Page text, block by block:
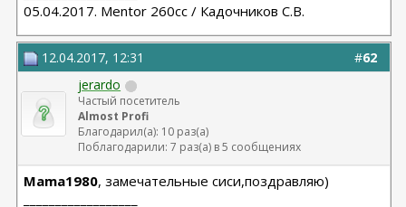
05.04.2017. Mentor 260cc / Кадочников С.В.
#62
12.04.2017, 12:31
jerardo
Частый посетитель
Almost Profi
Благодарил(а): 10 раз(а)
Поблагодарили: 7 раз(а) в 5 сообщениях
Mama1980, замечательные сиси,поздравляю)